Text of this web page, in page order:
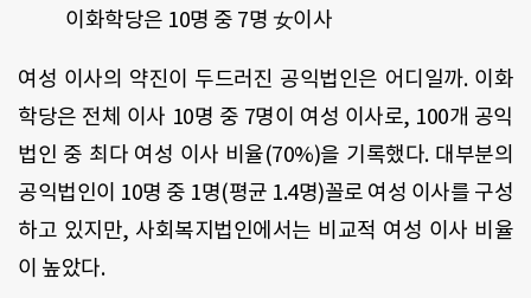
이화학당은 10명 중 7명 女이사
여성 이사의 약진이 두드러진 공익법인은 어디일까. 이화
학당은 전체 이사 10명 중 7명이 여성 이사로, 100개 공익
법인 중 최다 여성 이사 비율(70%)을 기록했다. 대부분의
공익법인이 10명 중 1명(평균 1.4명)꼴로 여성 이사를 구성
하고 있지만, 사회복지법인에서는 비교적 여성 이사 비율
이 높았다.